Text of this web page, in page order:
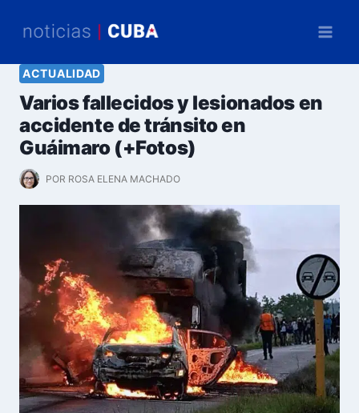
ACTUALIDAD
Varios fallecidos y lesionados en
accidente de tránsito en
Guáimaro (+Fotos)
POR ROSA ELENA MACHADO